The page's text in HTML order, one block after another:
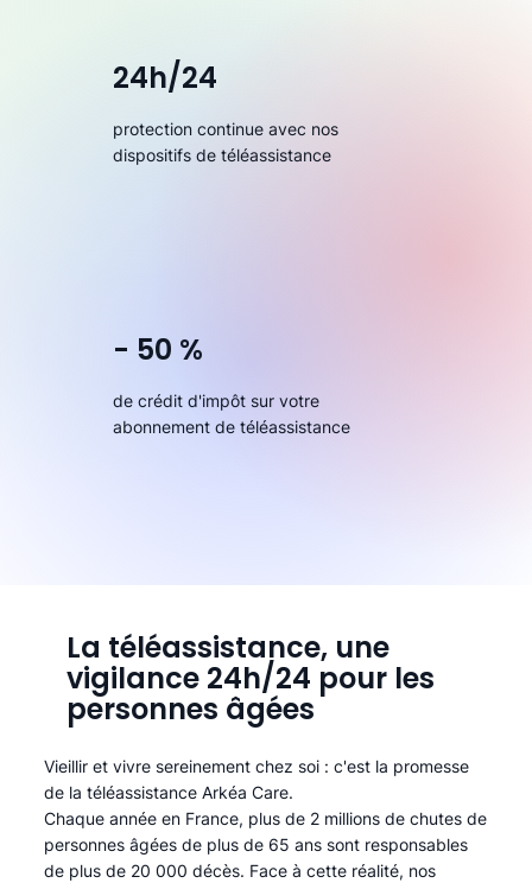
24h/24
protection continue avec nos
dispositifs de téléassistance
- 50 %
de crédit d'impôt sur votre
abonnement de téléassistance
La téléassistance, une
vigilance 24h/24 pour les
personnes âgées
Vieillir et vivre sereinement chez soi : c'est la promesse
de la téléassistance Arkéa Care.
Chaque année en France, plus de 2 millions de chutes de
personnes âgées de plus de 65 ans sont responsables
de plus de 20 000 décès. Face à cette réalité, nos